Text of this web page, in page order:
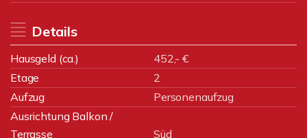
Details
Hausgeld (ca.)
452,- €
Etage
2
Aufzug
Personenaufzug
Ausrichtung Balkon /
Terrasse
Süd